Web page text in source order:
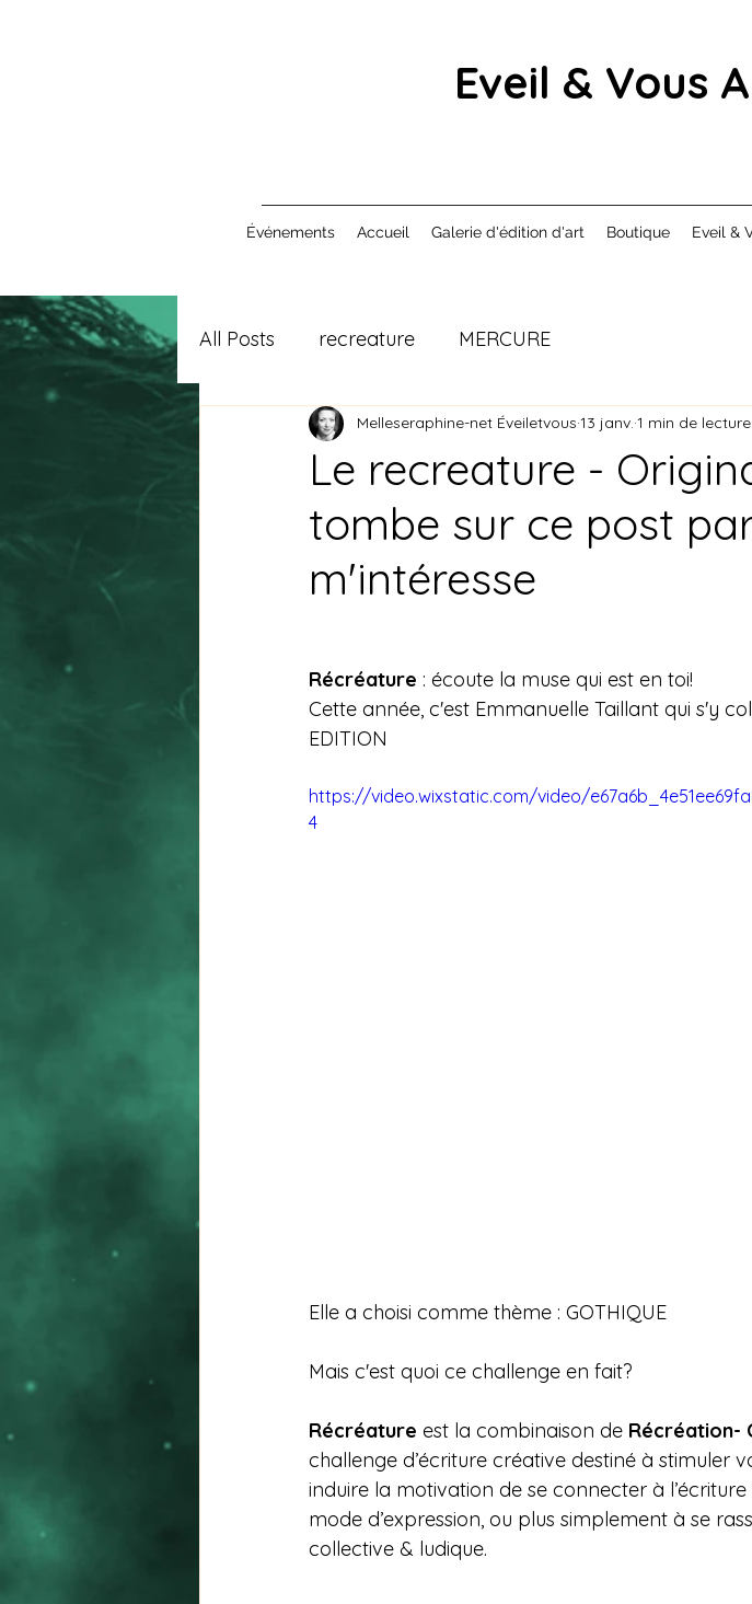
Eveil & Vous
Événements Accueil Galerie d'édition d'art Boutique Eveil &
All Posts recreature MERCURE
Le recreature -
tombe sur ce post
m'intéresse
Melleseraphine-net Éveiletvous 13 janv. 1 min de lecture
Récréature : écoute la muse qui est en toi!
Cette année, c'est Emmanuelle Taillant qui s'y
EDITION
https://video.wixstatic.com/video/
4
Elle a choisi comme thème : GOTHIQUE
Mais c'est quoi ce challenge en fait?
Récréature est la combinaison de Récréation-
challenge d’écriture créative destiné à stimuler
induire la motivation de se connecter à
mode d’expression, ou plus simplement à se
collective & ludique.